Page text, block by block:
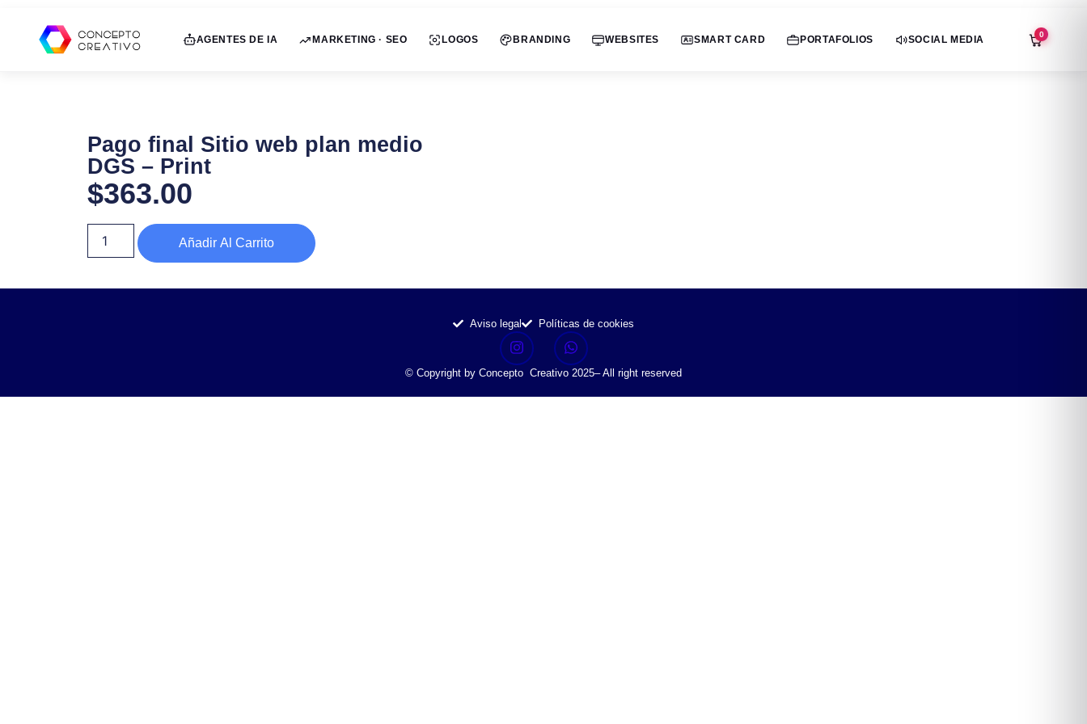
AGENTES DE IA MARKETING · SEO LOGOS BRANDING WEBSITES SMART CARD PORTAFOLIOS SOCIAL MEDIA 0
Pago final Sitio web plan medio
DGS – Print
$363.00
Añadir Al Carrito
Aviso legal Políticas de cookies
© Copyright by Concepto Creativo 2025– All right reserved